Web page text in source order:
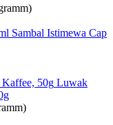
Sambal Istimewa Cap
Luwak